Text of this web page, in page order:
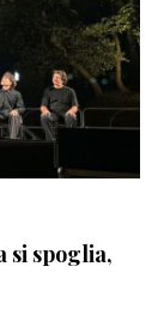
si spoglia,